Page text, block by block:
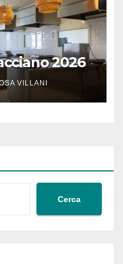
2026
VILLANI
Cerca